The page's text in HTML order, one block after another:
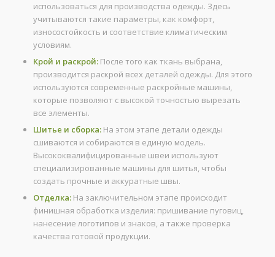
использоваться для производства одежды. Здесь
учитываются такие параметры, как комфорт,
износостойкость и соответствие климатическим
условиям.
Крой и раскрой:После того как ткань выбрана,
производится раскрой всех деталей одежды. Для этого
используются современные раскройные машины,
которые позволяют с высокой точностью вырезать
все элементы.
Шитье и сборка:На этом этапе детали одежды
сшиваются и собираются в единую модель.
Высококвалифицированные швеи используют
специализированные машины для шитья, чтобы
создать прочные и аккуратные швы.
Отделка:На заключительном этапе происходит
финишная обработка изделия: пришивание пуговиц,
нанесение логотипов и знаков, а также проверка
качества готовой продукции.